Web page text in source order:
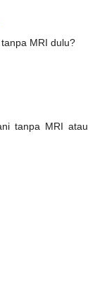
MRI dulu?
tanpa MRI atau